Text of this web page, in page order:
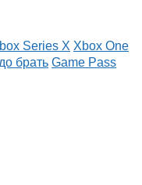
Series X Xbox One
брать Game Pass